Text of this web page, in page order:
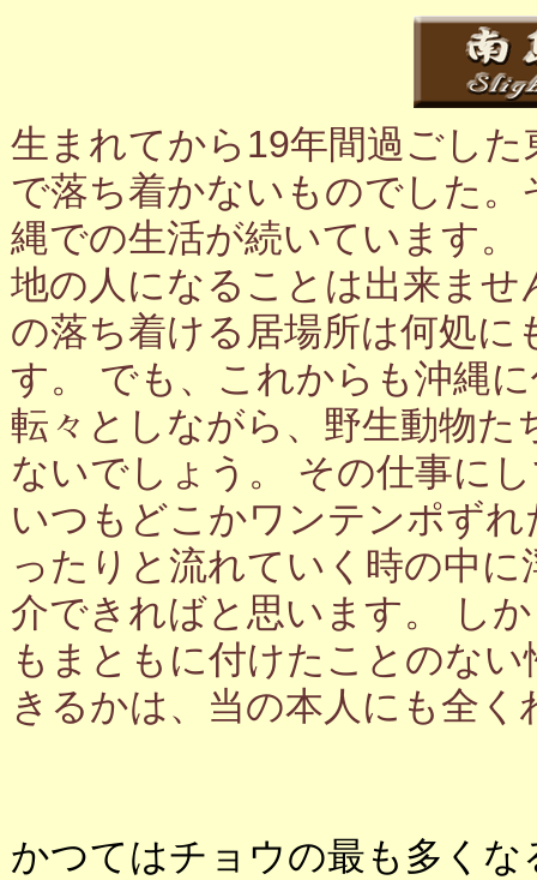
生まれてから19年間過ごし
で落ち着かないものでした
縄での生活が続いています
地の人になることは出来ま
の落ち着ける居場所は何処
す。 でも、これからも沖縄
転々としながら、野生動物
ないでしょう。 その仕事に
いつもどこかワンテンポず
ったりと流れていく時の中
介できればと思います。 し
もまともに付けたことのな
きるかは、当の本人にも全く
かつてはチョウの最も多く